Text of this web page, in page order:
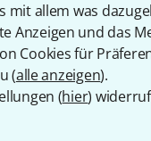
mit allem was
Anzeigen und das
Cookies für
(alle anzeigen).
(hier)